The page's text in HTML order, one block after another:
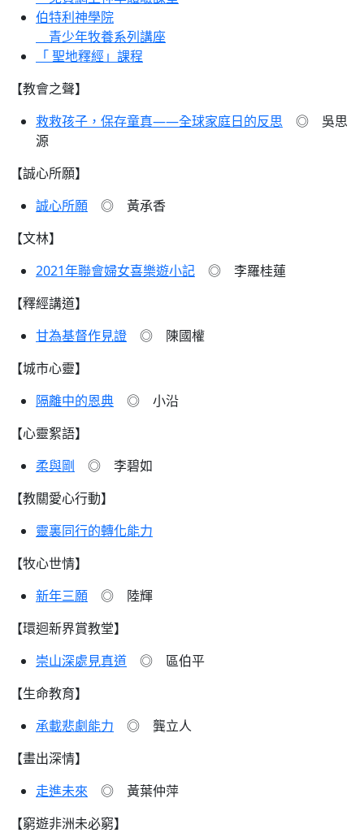
伯特利神學院
青少年牧養系列講座
「 聖地釋經」課程
【教會之聲】
救救孩子，保存童真——全球家庭日的反思 ◎ 吳思
源
【誠心所願】
誠心所願 ◎ 黃承香
【文林】
2021年聯會婦女喜樂遊小記 ◎ 李羅桂蓮
【釋經講道】
甘為基督作見證 ◎ 陳國權
【城市心靈】
隔離中的恩典 ◎ 小沿
【心靈絮語】
柔與剛 ◎ 李碧如
【教關愛心行動】
靈裏同行的轉化能力
【牧心世情】
新年三願 ◎ 陸輝
【環迴新界賞教堂】
崇山深處見真道 ◎ 區伯平
【生命教育】
承載悲劇能力 ◎ 龔立人
【畫出深情】
走進未來 ◎ 黃葉仲萍
【窮遊非洲未必窮】